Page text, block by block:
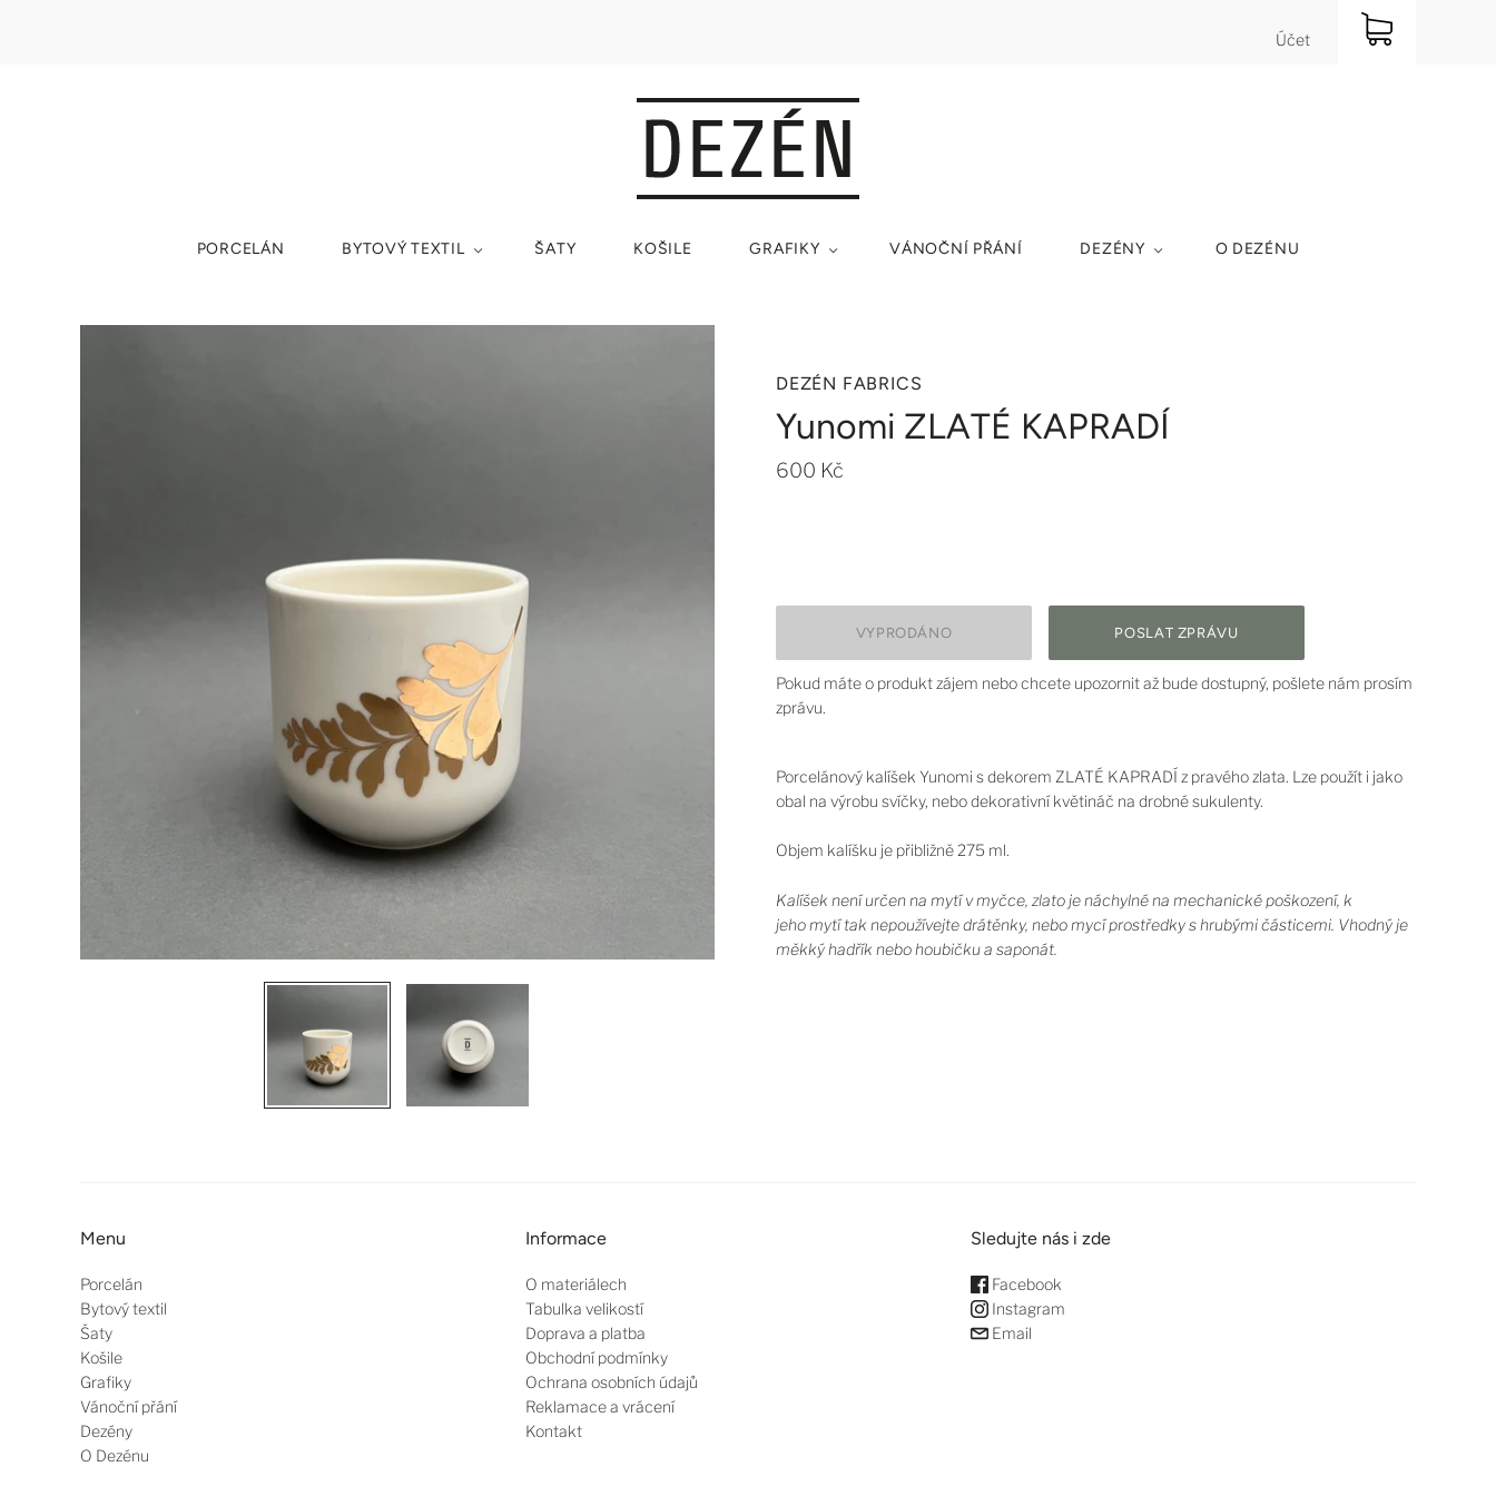
Účet
PORCELÁN BYTOVÝ TEXTIL ŠATY KOŠILE GRAFIKY VÁNOČNÍ PŘÁNÍ DEZÉNY O DEZÉNU
DEZÉN FABRICS
Yunomi ZLATÉ KAPRADÍ
600 Kč
Pokud máte o produkt zájem nebo chcete upozornit až bude dostupný, pošlete nám prosím
zprávu.
Porcelánový kalíšek Yunomi s dekorem ZLATÉ KAPRADÍ z pravého zlata. Lze použít i jako
obal na výrobu svíčky, nebo dekorativní květináč na drobné sukulenty.
Objem kalíšku je přibližně 275 ml.
Kalíšek není určen na mytí v myčce, zlato je náchylné na mechanické poškození, k
jeho mytí tak nepoužívejte drátěnky, nebo mycí prostředky s hrubými částicemi. Vhodný je
měkký hadřík nebo houbičku a saponát.
Menu
Porcelán
Bytový textil
Šaty
Košile
Grafiky
Vánoční přání
Dezény
O Dezénu
Informace
O materiálech
Tabulka velikostí
Doprava a platba
Obchodní podmínky
Ochrana osobních údajů
Reklamace a vrácení
Kontakt
Sledujte nás i zde
Facebook
Instagram
Email